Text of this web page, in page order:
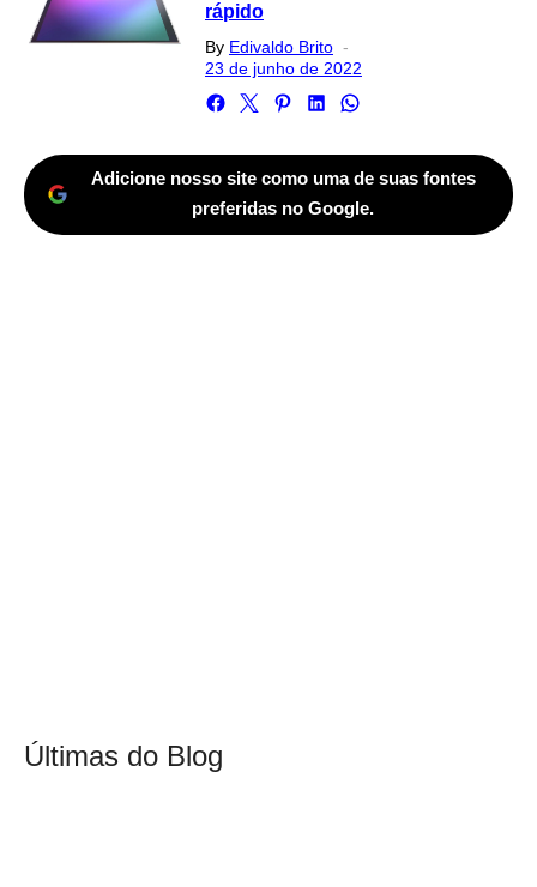
rápido
By Edivaldo Brito
on
23 de junho de 2022
Adicione nosso site como uma de suas fontes
preferidas no Google.
Últimas do Blog